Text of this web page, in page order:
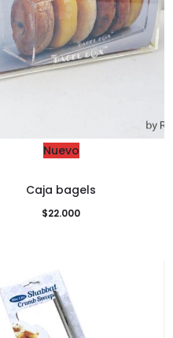
Nuevo
Caja bagels
$22.000